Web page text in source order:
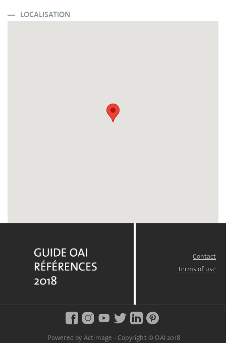
LOCALISATION
Contact
Terms of use
Powered by Actimage - Copyright © OAI 2018